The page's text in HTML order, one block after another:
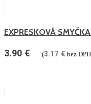
EXPRESKOVÁ
3.90 € (3.17 € bez